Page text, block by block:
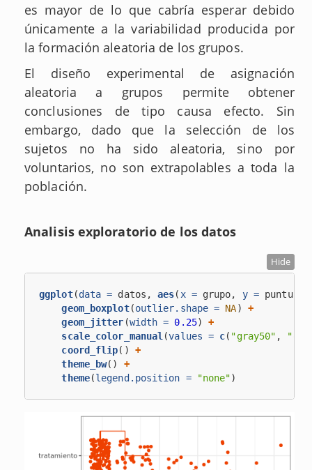
es mayor de lo que cabría esperar debido
únicamente a la variabilidad producida por
la formación aleatoria de los grupos.
El diseño experimental de asignación
aleatoria a grupos permite obtener
conclusiones de tipo causa efecto. Sin
embargo, dado que la selección de los
sujetos no ha sido aleatoria, sino por
voluntarios, no son extrapolables a toda la
población.
Analisis exploratorio de los datos
Hide
ggplot(data = datos, aes( x = grupo, y =
geom_boxplot(outlier.shape = NA) +
geom_jitter (width = 0.25) +
scale_color_manual (values = c( "gray50" ,
coord_flip() +
theme_bw() +
theme(legend.position = "none")